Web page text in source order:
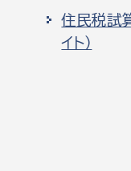
住民税試
イト）